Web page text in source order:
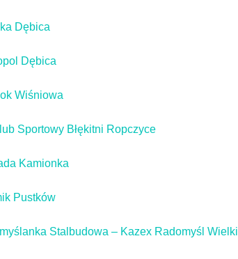
Dębica
Dębica
Wiśniowa
Sportowy Błękitni Ropczyce
Kamionka
Pustków
Stalbudowa – Kazex Radomyśl Wielki